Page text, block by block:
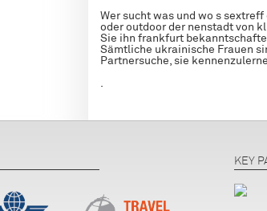
Wer sucht was und wo s
oder outdoor der nenstadt von
Sie ihn frankfurt
Sämtliche ukrainische Frauen
Partnersuche, sie
.
KEY